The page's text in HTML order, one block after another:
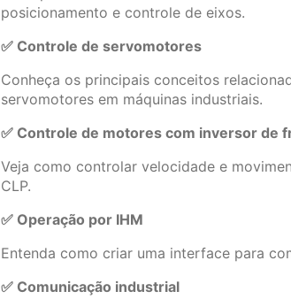
posicionamento e controle de eixos.
✅ Controle de servomotores
Conheça os principais conceitos
servomotores em máquinas industriais.
✅ Controle de motores com inversor de
Veja como controlar velocidade e
CLP.
✅ Operação por IHM
Entenda como criar uma interface para
✅ Comunicação industrial